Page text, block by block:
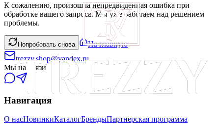
К сожалению, произошла непредвиденная ошибка при
обработке вашего запроса. Мы уже работаем над решением
проблемы.
Попробовать снова
На главную
trezzy.shop@yandex.ru
Мы на связи
Навигация
О насНовинкиКаталогБрендыПартнерская программа